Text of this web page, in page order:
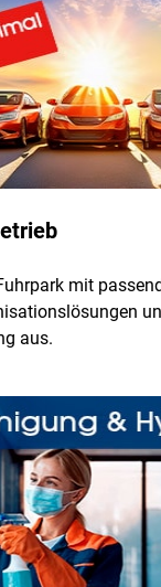
mit
aus.